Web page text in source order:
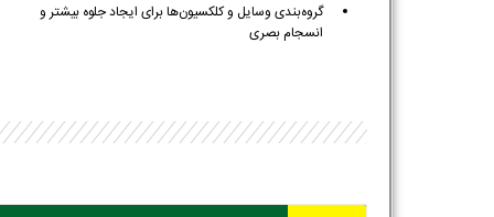
گروه‌بندی وسایل و کلکسیون‌ها برای ایجاد جلوه بیشتر و
انسجام بصری